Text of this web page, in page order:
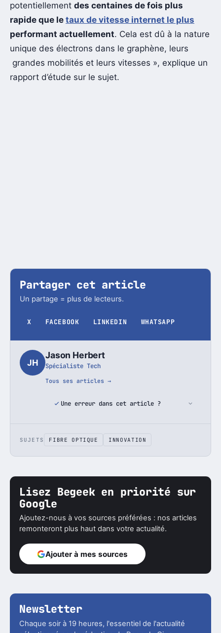
potentiellement des centaines de fois plus
rapide que le taux de vitesse internet le plus
performant actuellement. Cela est dû à la nature
unique des électrons dans le graphène, leurs
grandes mobilités et leurs vitesses », explique un
rapport d’étude sur le sujet.
Partager cet article
Un partage = plus de lecteurs.
X FACEBOOK LINKEDIN WHATSAPP
JH
Jason Herbert
Spécialiste Tech
Tous ses articles →
Une erreur dans cet article ?
SUJETS FIBRE OPTIQUE INNOVATION
Lisez Begeek en priorité sur
Google
Ajoutez-nous à vos sources préférées : nos articles
remonteront plus haut dans votre actualité.
Ajouter à mes sources
Newsletter
Chaque soir à 19 heures, l'essentiel de l'actualité